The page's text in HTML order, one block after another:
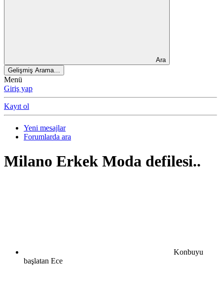
Ara
Gelişmiş Arama…
Menü
Giriş yap
Kayıt ol
Yeni mesajlar
Forumlarda ara
Milano Erkek Moda defilesi..
Konbuyu
başlatan Ece